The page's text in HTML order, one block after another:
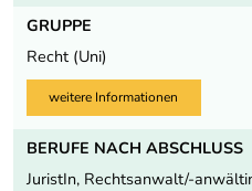
GRUPPE
Recht (Uni)
weitere Informationen
BERUFE NACH ABSCHLUSS
JuristIn, Rechtsanwalt/-